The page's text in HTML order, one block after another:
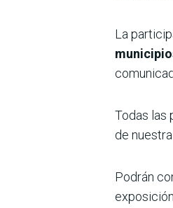
La
Todas las
de
Podrán